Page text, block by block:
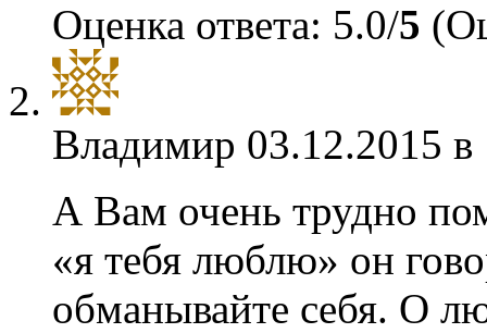
Оценка ответа: 5.0/5
Владимир 03.12.2015
А Вам очень трудно
«я тебя люблю» он
обманывайте себя. О